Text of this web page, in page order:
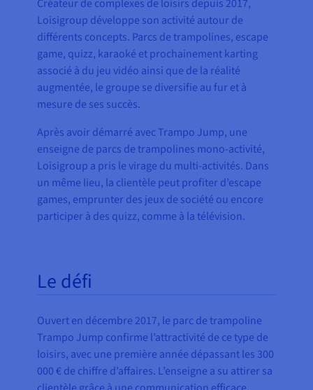
Créateur de complexes de loisirs depuis 2017,
Loisigroup développe son activité autour de
différents concepts. Parcs de trampolines, escape
game, quizz, karaoké et prochainement karting
associé à du jeu vidéo ainsi que de la réalité
augmentée, le groupe se diversifie au fur et à
mesure de ses succès.
Après avoir démarré avec Trampo Jump, une
enseigne de parcs de trampolines mono-activité,
Loisigroup a pris le virage du multi-activités. Dans
un même lieu, la clientèle peut profiter d’escape
games, emprunter des jeux de société ou encore
participer à des quizz, comme à la télévision.
Le défi
Ouvert en décembre 2017, le parc de trampoline
Trampo Jump confirme l’attractivité de ce type de
loisirs, avec une première année dépassant les 300
000 € de chiffre d’affaires. L’enseigne a su attirer sa